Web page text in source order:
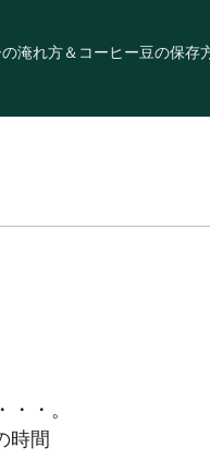
淹れ方＆コーヒー豆の保存
・。
時間